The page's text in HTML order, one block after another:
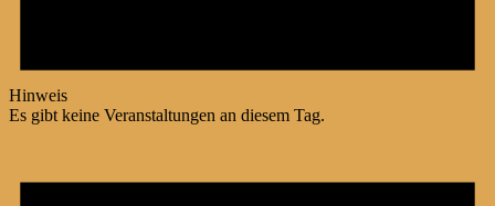
Hinweis
Es gibt keine Veranstaltungen an diesem Tag.